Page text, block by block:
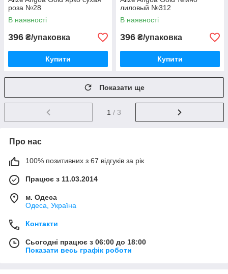
роза №28
В наявності
396 ₴/упаковка
Купити
лиловый №312
В наявності
396 ₴/упаковка
Купити
Показати ще
1 / 3
Про нас
100% позитивних з 67 відгуків за рік
Працює з 11.03.2014
м. Одеса
Одеса, Україна
Контакти
Сьогодні працює з 06:00 до 18:00
Показати весь графік роботи